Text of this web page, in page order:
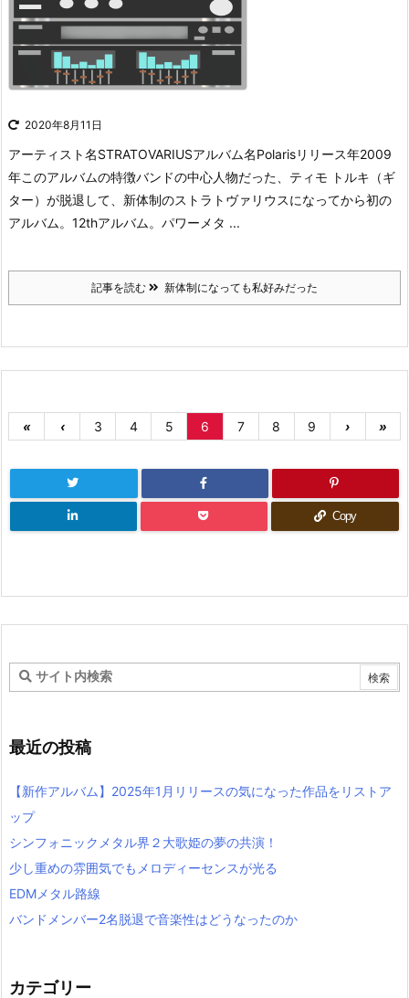
2020年8月11日
アーティスト名STRATOVARIUSアルバム名Polarisリリース年2009
年このアルバムの特徴バンドの中心人物だった、ティモ トルキ（ギ
ター）が脱退して、新体制のストラトヴァリウスになってから初の
アルバム。12thアルバム。パワーメタ ...
記事を読む 新体制になっても私好みだった
« ‹ 3 4 5 6 7 8 9 › »
Copy
最近の投稿
【新作アルバム】2025年1月リリースの気になった作品をリストア
ップ
シンフォニックメタル界２大歌姫の夢の共演！
少し重めの雰囲気でもメロディーセンスが光る
EDMメタル路線
バンドメンバー2名脱退で音楽性はどうなったのか
カテゴリー